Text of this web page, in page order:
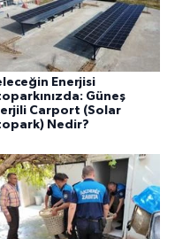
Enerjisi
Güneş
Carport (Solar
Nedir?